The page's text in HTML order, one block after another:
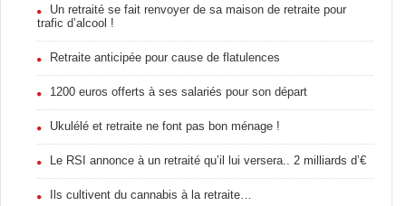
Un retraité se fait renvoyer de sa maison de retraite pour
trafic d’alcool !
Retraite anticipée pour cause de flatulences
1200 euros offerts à ses salariés pour son départ
Ukulélé et retraite ne font pas bon ménage !
Le RSI annonce à un retraité qu’il lui versera.. 2 milliards d’€
Ils cultivent du cannabis à la retraite…